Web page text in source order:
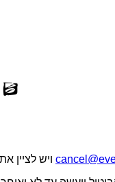
ויש לציין